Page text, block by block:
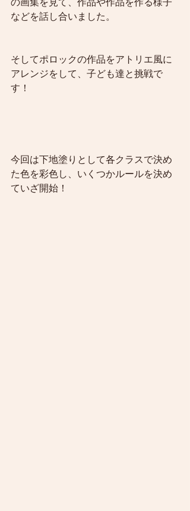
の画集を見て、作品や作品を作る様子
などを話し合いました。
そしてポロックの作品をアトリエ風に
アレンジをして、子ども達と挑戦で
す！
今回は下地塗りとして各クラスで決め
た色を彩色し、いくつかルールを決め
ていざ開始！